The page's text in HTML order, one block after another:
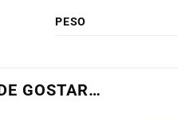
PESO
GOSTAR…